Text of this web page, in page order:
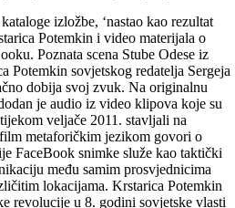
izložbe, ‘nastao kao rezultat
Potemkin i video materijala o
Poznata scena Stube Odese iz
Potemkin sovjetskog redatelja Sergeja
dobija svoj zvuk. Na originalnu
je audio iz video klipova koje su
veljače 2011. stavljali na
metaforičkim jezikom govori o
FaceBook snimke služe kao taktički
među samim prosvjednicima
lokacijama. Krstarica Potemkin
revolucije u 8. godini sovjetske vlasti